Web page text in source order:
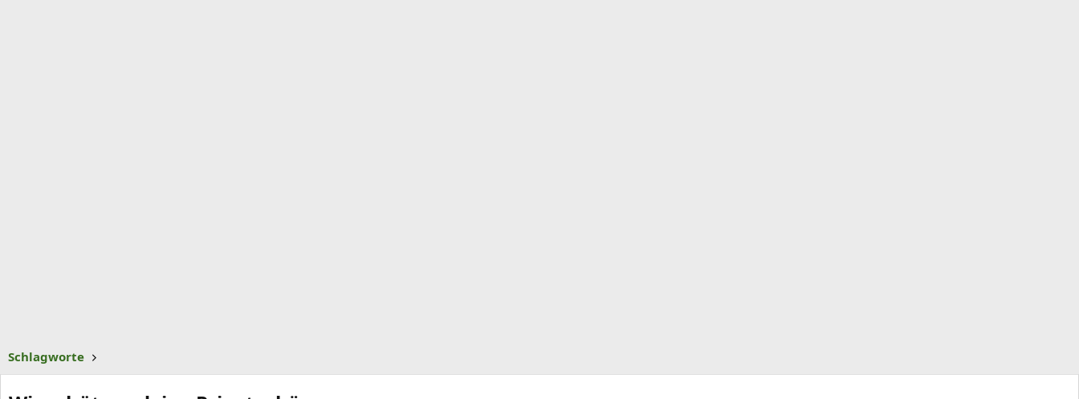
Schlagworte